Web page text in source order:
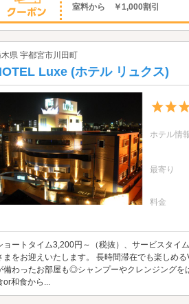
室料から ￥1,000割引
県 宇都宮市川田町
Luxe (ホテル リュクス)
ホテル情
最寄り
料金
ョートタイム3,200円～（税抜）、サービスタイ
まをお迎えいたします。 長時間滞在でも楽しめ
備わったお部屋も◎シャンプーやクレンジングを
or和食から...